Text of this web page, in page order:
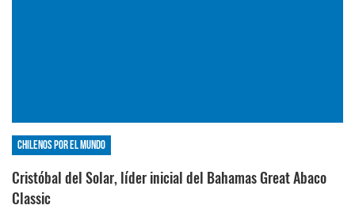
Chilenos por el mundo
Cristóbal del Solar, líder inicial del Bahamas Great Abaco
Classic